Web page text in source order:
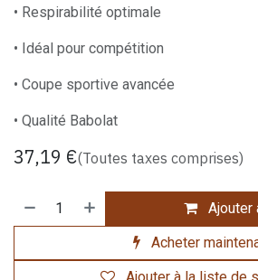
• Respirabilité optimale
• Idéal pour compétition
• Coupe sportive avancée
• Qualité Babolat
37,19 €(Toutes taxes comprises)
Ajouter
Acheter